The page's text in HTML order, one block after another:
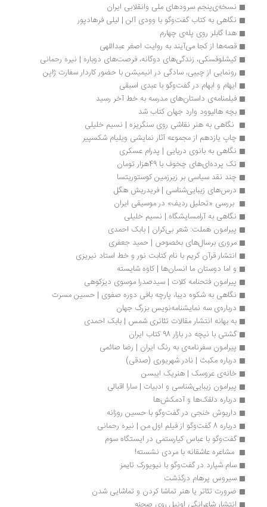
نسخه‌ی‌پنجم سرودهای ملی‌ وانقلابی ایران
نگاهی به کتاب گفت‌وگو با وودی آلن | لیلی فرهادپور
هدا گابلر روی پله‌ی چهارم
قصه‌ها از کجا می‌آیند به روایت اصغر عبداللهی
کیشلوفسکی، زندگی‌های دوگانه، فرصت‌های دوباره | نیره رحمانی
رونمایی از چیبی، سادگی در انیمیشن با حضور کاردار سفارت ژاپن
ایهام و ابهام در گفت‌وگو با عبدی اسبقی
فیلمنامه‌ی داستان‌های مدرسه به خط آخر رسید
بچه هالیوود وارد جهان کتاب شد
نگاهی به هنر نقاشی روی سنگریزه | نسیم خلیلی
چاپ یازدهم از مجموعه آثار نمایشی ویلیام شکسپیر
نگاهی به بانوی دریایی | پدرام عسکری
تک پرده‌ای‌های چخوف با 49هزار تومان
چند نقد سیاسی بر زیرزمین کوستوریتسا
درس‌های زیبایی‌شناسی | فریدریش هگل
بررسی «تحلیل ردیف»‌ در موسیقی ایران
نگاهی به آرامسایشگاه | نسیم خلیلی
پیرامون هملت: شعر بی‌کران | بابک احمدی
مروری برسال‌های بخصوص | حمید جعفری
انتشار قرآن کریم با نام کتابت نور و خط استاد نیریزی
و اما دوستان ما انسان‌ها | کاوه شایسته
پیرامون فتحنامه کلات | سیدصدرا موسوی دیزکوهی
نگاهی به شکوه دیبا، پارچه بافی دوره صفوی | حسین مسرت
درباره‌ی سه نمایشنامه‌نویس بزرگ جهان
به بهانه انتشار مقالات تئاتری شمس | بابک احمدی
گشتی با نیچه در بازار 98 کتاب ایران
پیرامون سفرنامه‌‌ی به رنگ ایران | رضا صائمی
درباره مکبث | نادر شهریوری (صدقی)
خانه‌ی عروسک | هنریک ایبسن
پیرامون زیبایی‌شناسی و ادبیات | سارا اقبالی
درباره دلقک‌ها و آدمکش‌ها
داریوش خنجی در گفت‌وگو با حسین روزانه
درباره 8 گفت‌وگو از فیلم اول من | نیره رحمانی
گفت‌وگو با عباس کیارستمی در ایستگاه سوم
مشاعره عاشقانه با مردی نشسته!
سام شپارد در گفت‌وگو با نیویورک تایمز
سیروس پرهام درگذشت
ضرورت تئاتر یا هنر تماشا کردن و تماشایی شدن